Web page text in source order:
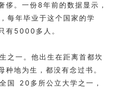
侈。一份8年前的数据显示，
每年毕业于这个国家的学
有5000多人。
之一。他出生在距离首都坎
种地为生，都没有念过书。
国 20多所公立大学之一，